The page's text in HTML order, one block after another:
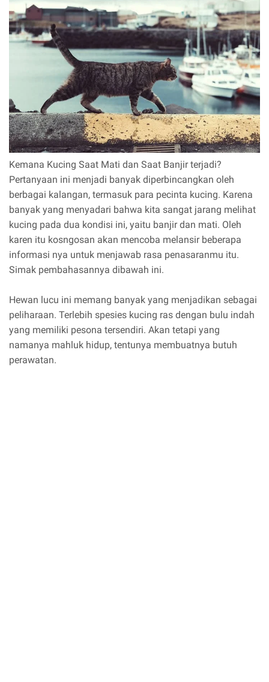
Kemana Kucing Saat Mati dan Saat Banjir terjadi?
Pertanyaan ini menjadi banyak diperbincangkan oleh
berbagai kalangan, termasuk para pecinta kucing. Karena
banyak yang menyadari bahwa kita sangat jarang melihat
kucing pada dua kondisi ini, yaitu banjir dan mati. Oleh
karen itu kosngosan akan mencoba melansir beberapa
informasi nya untuk menjawab rasa penasaranmu itu.
Simak pembahasannya dibawah ini.
Hewan lucu ini memang banyak yang menjadikan sebagai
peliharaan. Terlebih spesies kucing ras dengan bulu indah
yang memiliki pesona tersendiri. Akan tetapi yang
namanya mahluk hidup, tentunya membuatnya butuh
perawatan.